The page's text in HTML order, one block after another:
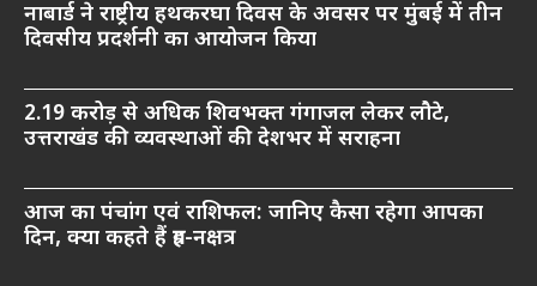
नाबार्ड ने राष्ट्रीय हथकरघा दिवस के अवसर पर मुंबई में तीन
दिवसीय प्रदर्शनी का आयोजन किया
2.19 करोड़ से अधिक शिवभक्त गंगाजल लेकर लौटे,
उत्तराखंड की व्यवस्थाओं की देशभर में सराहना
आज का पंचांग एवं राशिफल: जानिए कैसा रहेगा आपका
दिन, क्या कहते हैं ग्रह-नक्षत्र